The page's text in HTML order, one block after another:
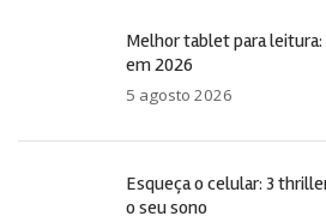
Melhor tablet para leitura:
em 2026
5 agosto 2026
Esqueça o celular: 3
o seu sono